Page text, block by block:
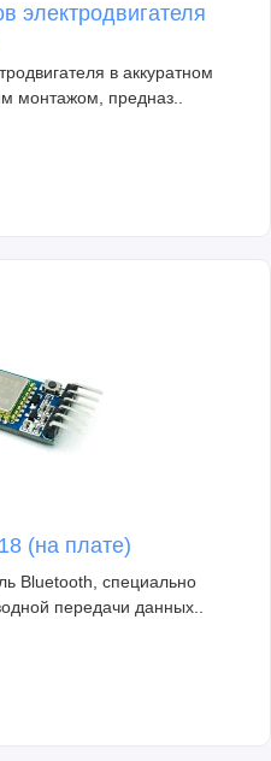
электродвигателя
в аккуратном
монтажом, предназ..
(на плате)
Bluetooth, специально
передачи данных..